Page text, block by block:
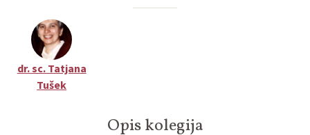
dr. sc. Tatjana
Tušek
Opis kolegija